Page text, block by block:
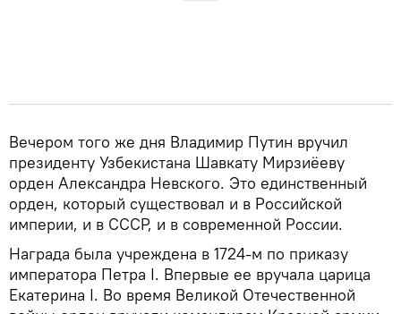
Вечером того же дня Владимир Путин вручил
президенту Узбекистана Шавкату Мирзиёеву
орден Александра Невского. Это единственный
орден, который существовал и в Российской
империи, и в СССР, и в современной России.
Награда была учреждена в 1724-м по приказу
императора Петра I. Впервые ее вручала царица
Екатерина I. Во время Великой Отечественной